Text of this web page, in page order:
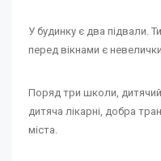
У будинку є два підвали.
перед вікнами є
Поряд три школи, дитячий
дитяча лікарні, добра
міста.